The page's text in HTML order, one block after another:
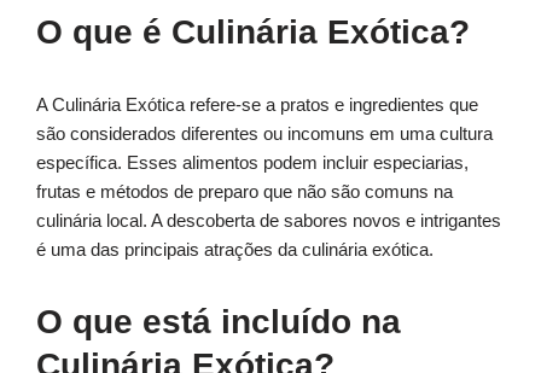
O que é Culinária Exótica?
A Culinária Exótica refere-se a pratos e ingredientes que
são considerados diferentes ou incomuns em uma cultura
específica. Esses alimentos podem incluir especiarias,
frutas e métodos de preparo que não são comuns na
culinária local. A descoberta de sabores novos e intrigantes
é uma das principais atrações da culinária exótica.
O que está incluído na
Culinária Exótica?